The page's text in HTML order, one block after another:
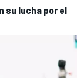
su lucha por el